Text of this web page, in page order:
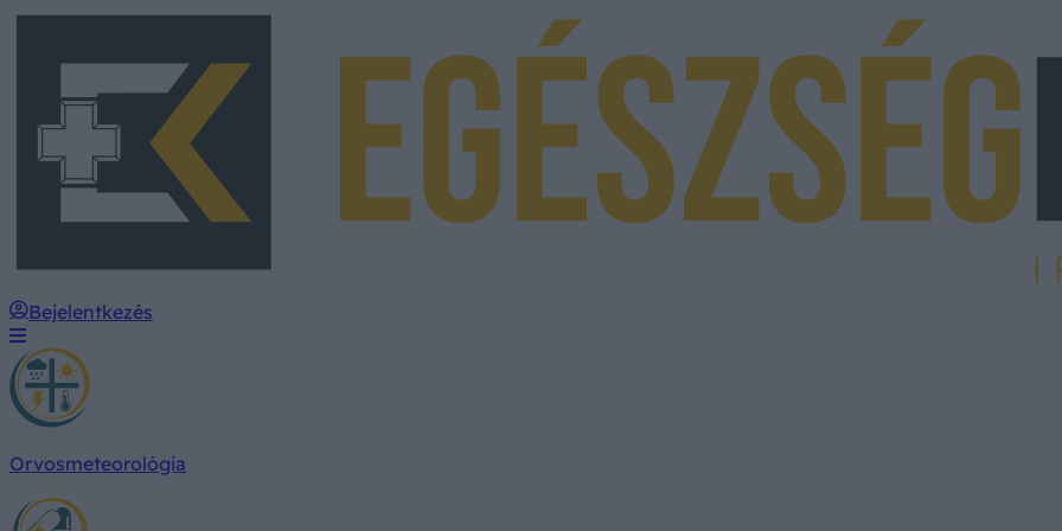
Bejelentkezés
Orvosmeteorológia